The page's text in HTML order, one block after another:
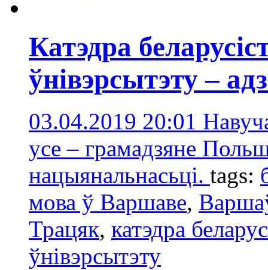
Катэдра
ўнівэрсытэту –
03.04.2019 20:01
усе – грамадзяне
нацыянальнасьці. tags:
мова ў Варшаве,
Трацяк, катэдра
ўнівэрсытэту